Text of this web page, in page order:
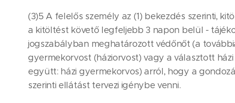
(3)5 A felelős személy az (1) bekezdés szerinti,
a kitöltést követő legfeljebb 3 napon belül -
jogszabályban meghatározott védőnőt (a
gyermekorvost (háziorvost) vagy a választott
együtt: házi gyermekorvos) arról, hogy a
szerinti ellátást tervezi igénybe venni.